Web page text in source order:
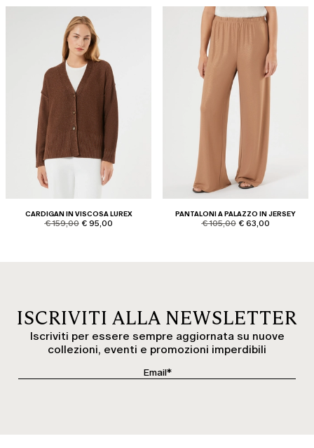
CARDIGAN IN VISCOSA LUREX
product.price.original
€ 159,00 product.price.sale
€ 95,00
PANTALONI A PALAZZO IN JERSEY
product.price.original
€ 105,00 product.price.sale
€ 63,00
ISCRIVITI ALLA NEWSLETTER
Iscriviti per essere sempre aggiornata su nuove
collezioni, eventi e promozioni imperdibili